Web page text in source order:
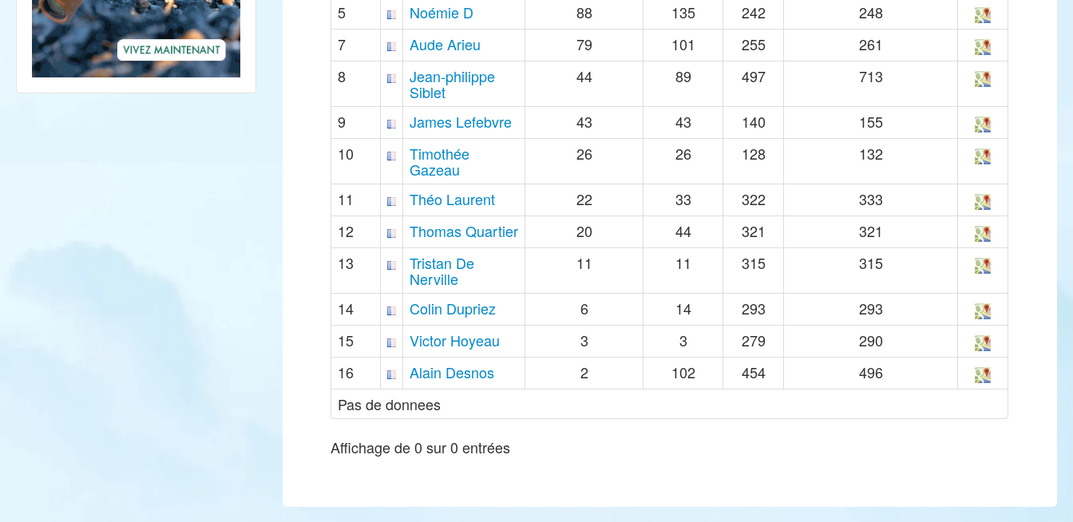
5
Noémie D 88 135 242
248
7
Aude Arieu 79 101 255
261
8
Jean-philippe
Siblet
44 89 497 713
9 James Lefebvre 43 43 140
155
10
Timothée
Gazeau
26 26 128 132
11 Théo Laurent 22 33 322
333
12
Thomas Quartier 20 44 321
321
13
Tristan De
Nerville
11 11 315 315
14 Colin Dupriez 6 14 293
293
15
Victor Hoyeau 3 3 279
290
16
Alain Desnos 2 102 454
496
Pas de donnees
Affichage de 0 sur 0 entrées